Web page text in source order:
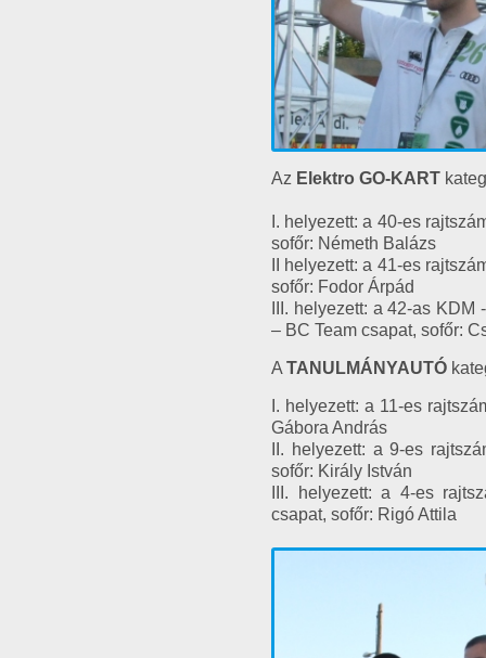
Az Elektro GO-KART
I. helyezett: a 40-es
sofőr: Németh Balázs
II helyezett: a 41-es
sofőr: Fodor Árpád
III. helyezett: a 42-as
– BC Team csapat, sofőr:
A TANULMÁNYAUTÓ
I. helyezett: a 11-es
Gábora András
II. helyezett: a 9-es
sofőr: Király István
III. helyezett: a 4-es
csapat, sofőr: Rigó Attila